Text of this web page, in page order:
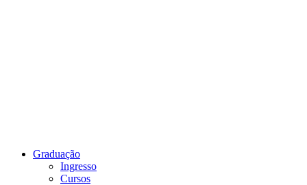
Graduação
Ingresso
Cursos